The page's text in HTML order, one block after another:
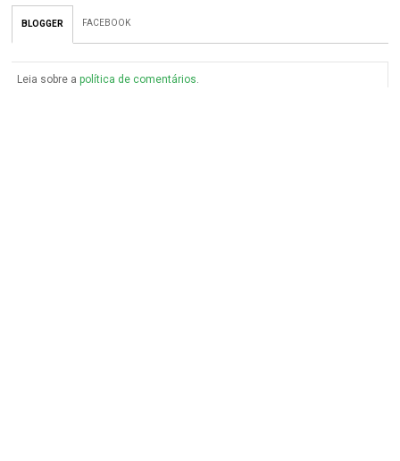
BLOGGER FACEBOOK
Leia sobre apolítica de comentários.